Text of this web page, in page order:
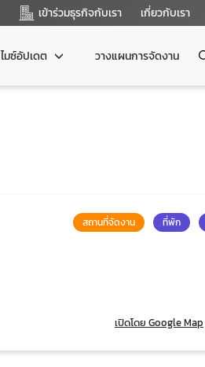
เข้าร่วมธุรกิจกับเรา เกี่ยวกับเรา
ไมซ์อัปเดต วางแผนการจัดงาน
สถานที่จัดงาน ที่พัก
เปิดโดย Google Map